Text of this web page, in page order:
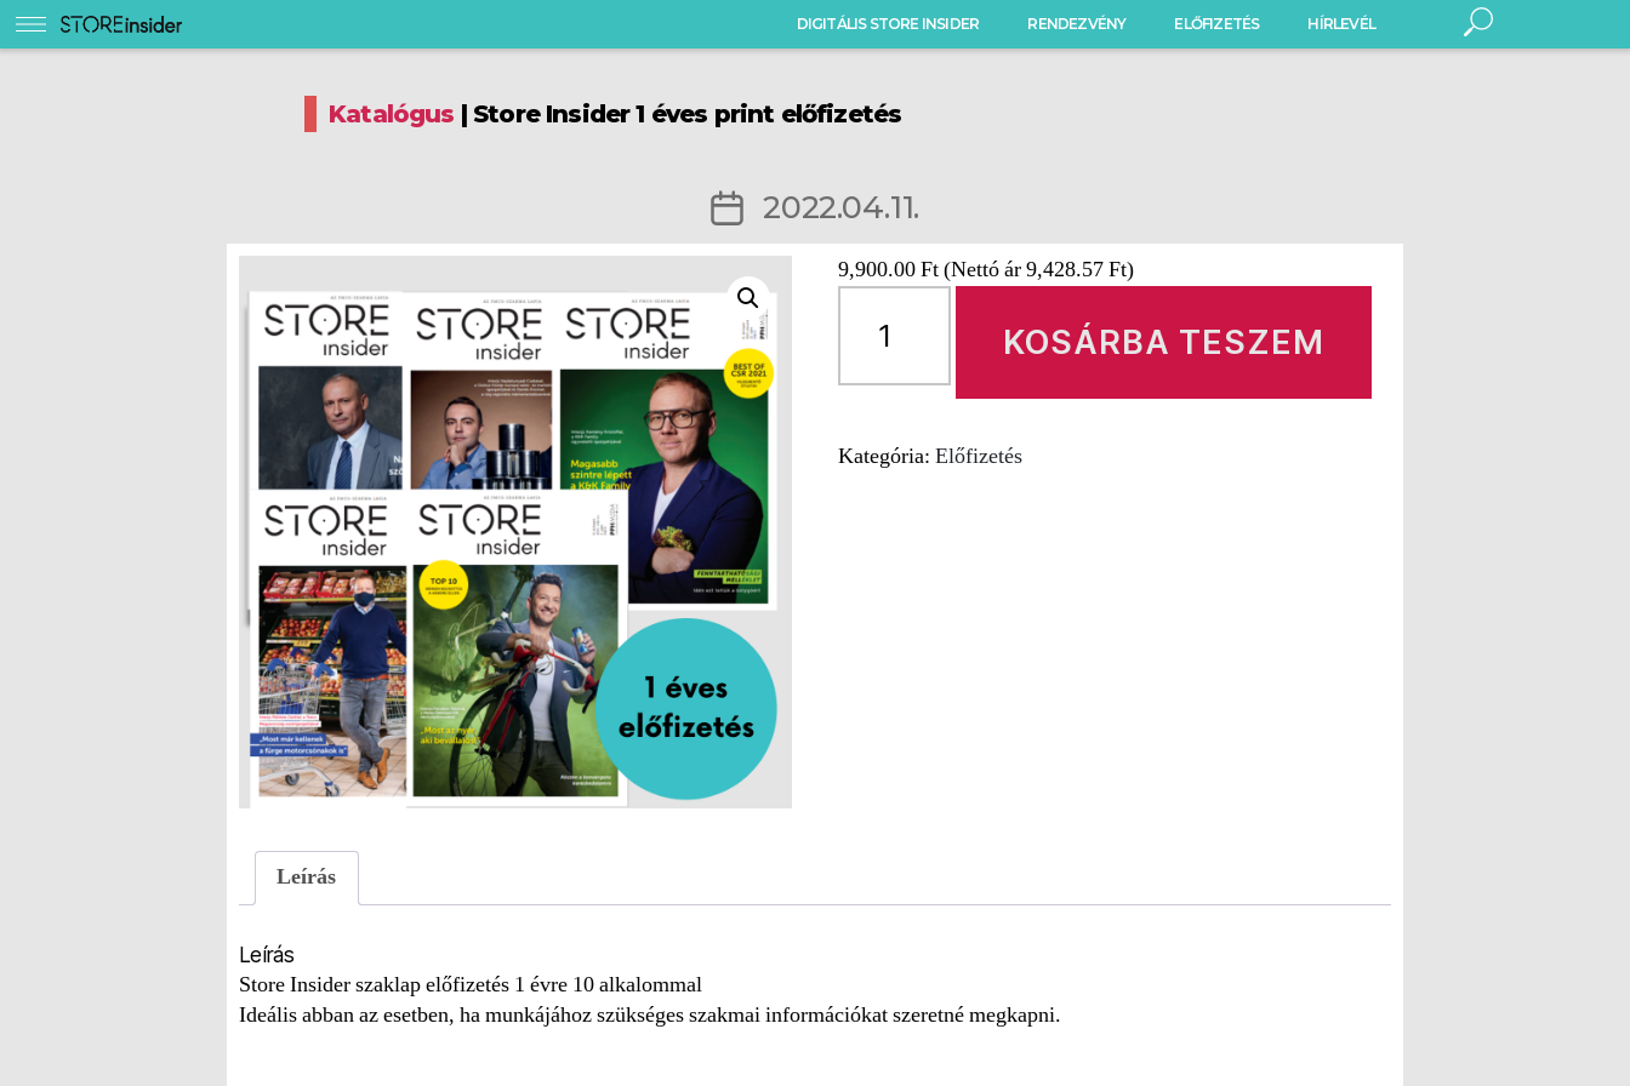
Fogyasztó
English
Podcast
DIGITÁLIS STORE INSIDER RENDEZVÉNY ELŐFIZETÉS HÍRLEVÉL
Katalógus | Store Insider 1 éves print előfizetés
Bejegyzés
dátuma
2022.04.11.
9,900.00Ft(Nettó ár9,428.57Ft)
Insider
előfizetés
KOSÁRBA TESZEM
Kategória: Előfizetés
Leírás
Leírás
Store Insider szaklap előfizetés 1 évre 10 alkalommal
Ideális abban az esetben, ha munkájához szükséges szakmai információkat szeretné megkapni.